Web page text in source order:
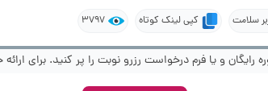
سلامت کپی لینک کوتاه 3797
و یا فرم درخواست رزرو نوبت را پر کنید. برای